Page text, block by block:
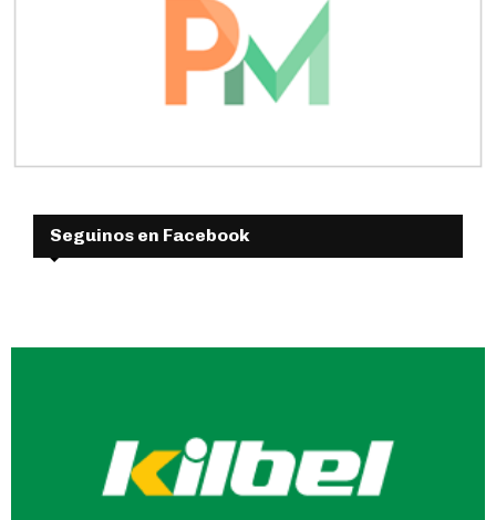
Seguinos en Facebook